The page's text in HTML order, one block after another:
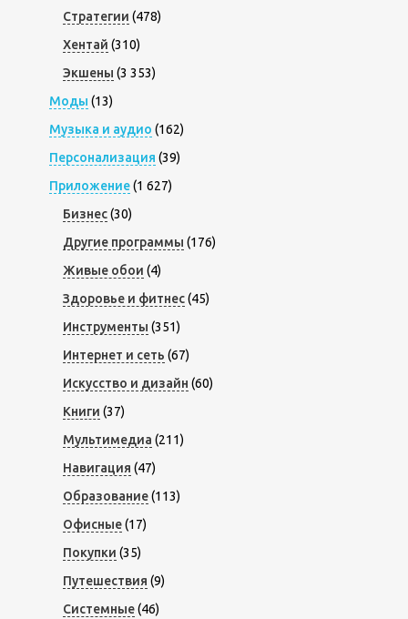
Стратегии (478)
Хентай (310)
Экшены (3 353)
Моды (13)
Музыка и аудио (162)
Персонализация (39)
Приложение(1 627)
Бизнес(30)
Другие программы (176)
Живые обои (4)
Здоровье и фитнес(45)
Инструменты (351)
Интернет и сеть (67)
Искусство и дизайн (60)
Книги (37)
Мультимедиа (211)
Навигация (47)
Образование(113)
Офисные(17)
Покупки (35)
Путешествия (9)
Системные(46)